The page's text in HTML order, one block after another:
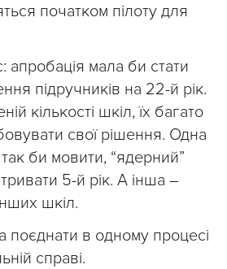
початком пілоту для
мала би стати
підручників на 22-й рік.
кількості шкіл, їх багато
свої рішення. Одна
би мовити, “ядерний”
5-й рік. А інша –
шкіл.
поєднати в одному процесі
справі.